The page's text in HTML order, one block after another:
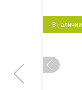
В наличии